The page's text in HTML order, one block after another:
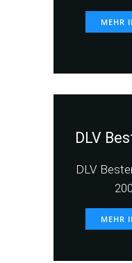
MEHR
DLV
DLV
MEHR